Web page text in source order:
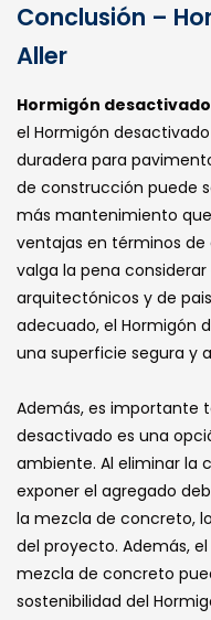
Conclusión –
Aller
Hormigón
el Hormigón
duradera para
de construcción puede
más mantenimiento
ventajas en términos
valga la pena
arquitectónicos y de
adecuado, el Hormigón
una superficie segura y
Además, es importante
desactivado es una
ambiente. Al eliminar la
exponer el agregado
la mezcla de concreto,
del proyecto. Además,
mezcla de concreto
sostenibilidad del